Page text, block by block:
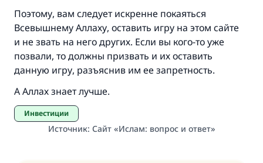
Поэтому, вам следует искренне покаяться
Всевышнему Аллаху, оставить игру на этом сайте
и не звать на него других. Если вы кого-то уже
позвали, то должны призвать и их оставить
данную игру, разъяснив им ее запретность.
А Аллах знает лучше.
Инвестиции
Источник: Сайт «Ислам: вопрос и ответ»